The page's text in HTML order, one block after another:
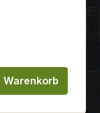
Warenkorb